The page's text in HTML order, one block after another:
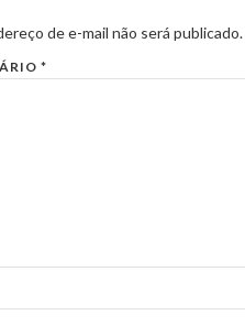
de e-mail não será publicado.
*